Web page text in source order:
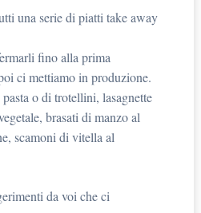
una serie di piatti take away
fino alla prima
ci mettiamo in produzione.
o di trotellini, lasagnette
brasati di manzo al
scamoni di vitella al
da voi che ci